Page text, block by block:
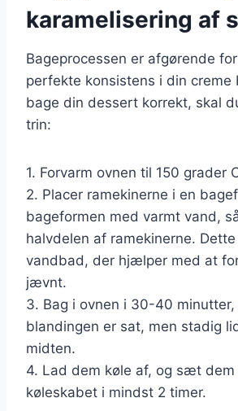
karamelisering af
Bageprocessen er afgørende
perfekte konsistens i din creme
bage din dessert korrekt, skal
trin:
1. Forvarm ovnen til 150 grader
2. Placer ramekinerne i en
bageformen med varmt vand,
halvdelen af ramekinerne.
vandbad, der hjælper med at
jævnt.
3. Bag i ovnen i 30-40
blandingen er sat, men stadig
midten.
4. Lad dem køle af, og sæt
køleskabet i mindst 2 timer.